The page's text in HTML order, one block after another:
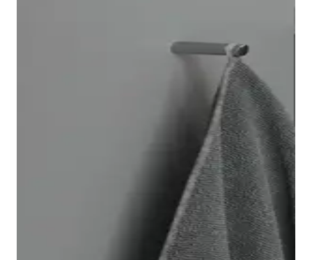
Il vaso sospeso Architec è facile e veloce da installare
grazie al sistema di fissaggio Durafix, che dopo il
montaggio risulta completamente invisibile. Come
optional è possibile dotare il vaso della tecnologia di
®. Inoltre è disponibile
anche un bidet Architec abbinato.
Nella serie Architec troveretesedili adatti a ogni vaso.
Potrete decidere se il sedile debba essere dotato o